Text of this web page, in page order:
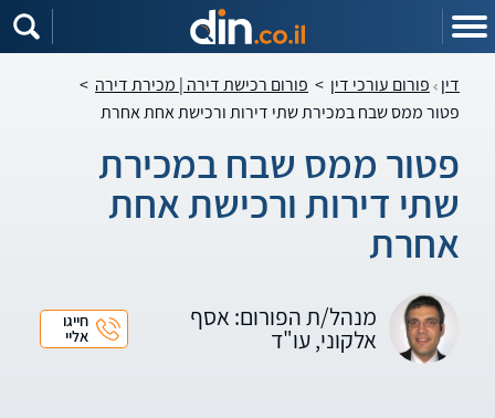
דין פורום עורכי דין > פורום רכישת דירה | מכירת דירה >
פטור ממס שבח במכירת שתי דירות ורכישת אחת אחרת
פטור ממס שבח במכירת
שתי דירות ורכישת אחת
אחרת
מנהל/ת הפורום: אסף
אלקוני, עו"ד
חייגו
אליי